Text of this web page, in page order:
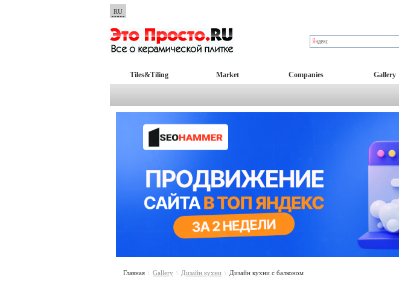
RU
Tiles&Tiling Market Companies Gallery
Главная \ Gallery \ Дизайн кухни \ Дизайн кухни с балконом